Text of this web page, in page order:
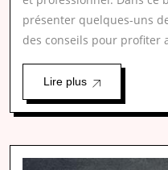
présenter quelques-uns
des conseils pour profiter
Lire plus